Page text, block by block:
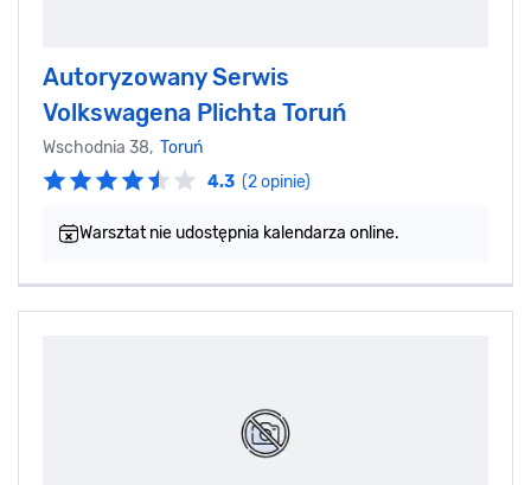
Autoryzowany Serwis
Volkswagena Plichta Toruń
Wschodnia 38, Toruń
4.3 (2 opinie)
Warsztat nie udostępnia kalendarza online.